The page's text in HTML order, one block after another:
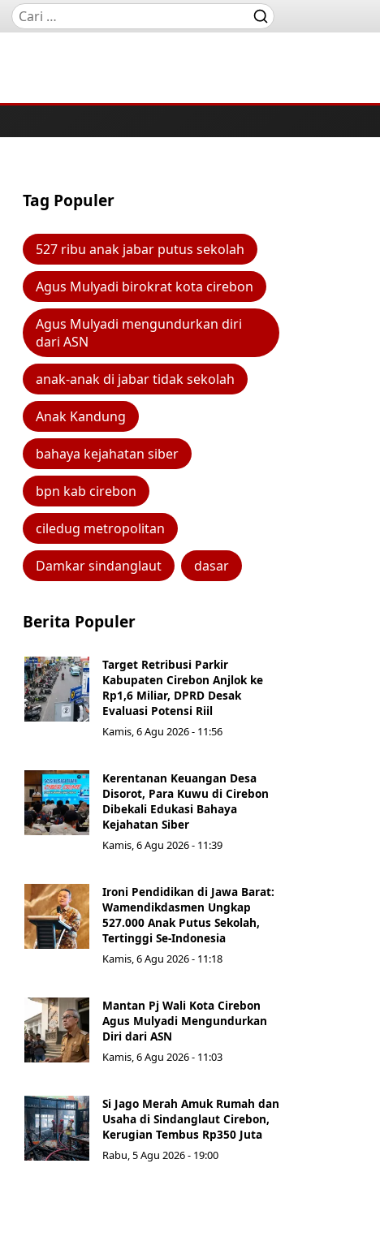
Tag Populer
527 ribu anak jabar putus sekolah
Agus Mulyadi birokrat kota cirebon
Agus Mulyadi mengundurkan diri
dari ASN
anak-anak di jabar tidak sekolah
Anak Kandung
bahaya kejahatan siber
bpn kab cirebon
ciledug metropolitan
Damkar sindanglaut dasar
Berita Populer
Target Retribusi Parkir
Kabupaten Cirebon Anjlok ke
Rp1,6 Miliar, DPRD Desak
Evaluasi Potensi Riil
Kamis, 6 Agu 2026 - 11:56
Kerentanan Keuangan Desa
Disorot, Para Kuwu di Cirebon
Dibekali Edukasi Bahaya
Kejahatan Siber
Kamis, 6 Agu 2026 - 11:39
Ironi Pendidikan di Jawa Barat:
Wamendikdasmen Ungkap
527.000 Anak Putus Sekolah,
Tertinggi Se-Indonesia
Kamis, 6 Agu 2026 - 11:18
Mantan Pj Wali Kota Cirebon
Agus Mulyadi Mengundurkan
Diri dari ASN
Kamis, 6 Agu 2026 - 11:03
Si Jago Merah Amuk Rumah dan
Usaha di Sindanglaut Cirebon,
Kerugian Tembus Rp350 Juta
Rabu, 5 Agu 2026 - 19:00